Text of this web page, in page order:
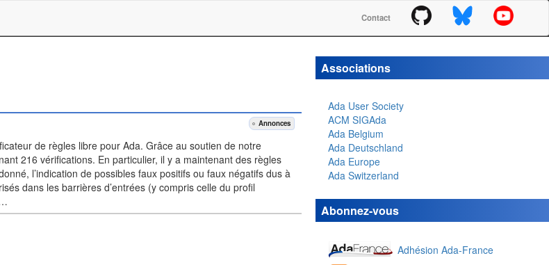
Contact
Annonces
de règles libre pour Ada. Grâce au soutien de notre
216 vérifications. En particulier, il y a maintenant des règles
l’indication de possibles faux positifs ou faux négatifs dus à
dans les barrières d’entrées (y compris celle du profil
Associations
Ada User Society
ACM SIGAda
Ada Belgium
Ada Deutschland
Ada Europe
Ada Switzerland
Abonnez-vous
Adhésion Ada-France